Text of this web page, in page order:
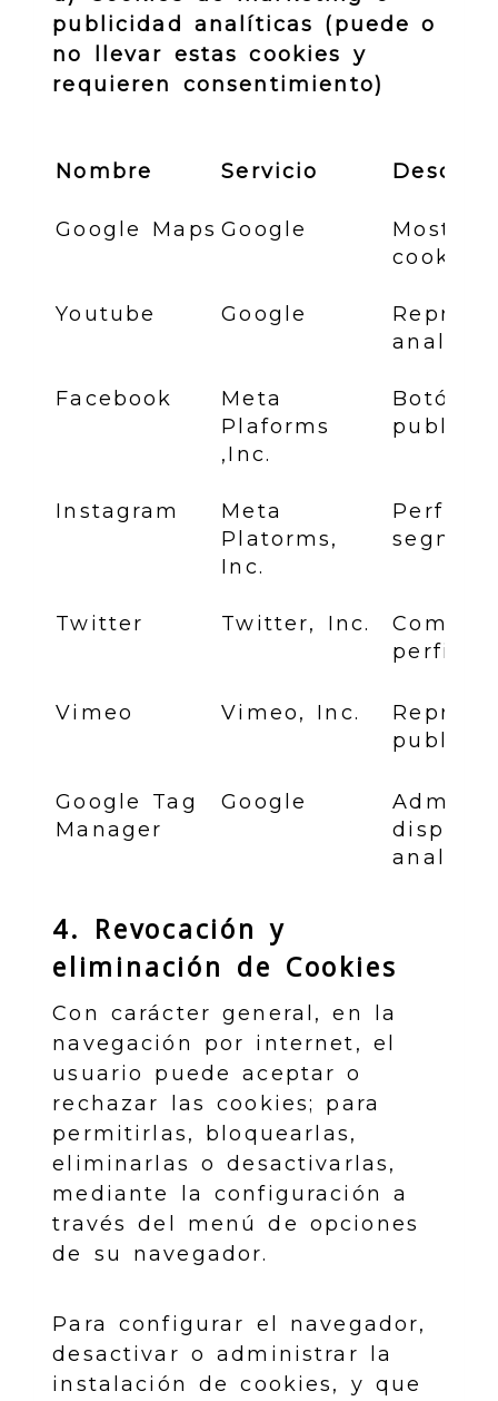
publicidad analíticas (puede o
no llevar estas cookies y
requieren consentimiento)
Nombre Servicio
Google Maps Google
Mostrar
cookies
Youtube Google
Facebook
Meta
Plaforms
,Inc.
Botón
Instagram
Meta
Platorms,
Inc.
Perfil
Twitter Twitter, Inc.
perfil
Vimeo Vimeo, Inc.
Google Tag
Manager
Google
4. Revocación y
eliminación de Cookies
Con carácter general, en la
navegación por internet, el
usuario puede aceptar o
rechazar las cookies; para
permitirlas, bloquearlas,
eliminarlas o desactivarlas,
mediante la configuración a
través del menú de opciones
de su navegador.
Para configurar el navegador,
desactivar o administrar la
instalación de cookies, y que